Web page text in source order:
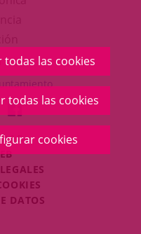
todas las cookies
todas las cookies
cookies
en
una
ventana
nueva.
aplicación
externa.
ENLACE
A
UNA
EXTERNA.
DATOS